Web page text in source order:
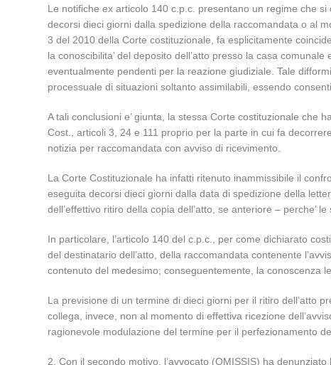
Le notifiche ex articolo 140 c.p.c. presentano un regime che
decorsi dieci giorni dalla spedizione della raccomandata o al
3 del 2010 della Corte costituzionale, fa esplicitamente
la conoscibilita’ del deposito dell’atto presso la casa
eventualmente pendenti per la reazione giudiziale. Tale
processuale di situazioni soltanto assimilabili, essendo
A tali conclusioni e’ giunta, la stessa Corte costituzionale che
Cost., articoli 3, 24 e 111 proprio per la parte in cui fa
notizia per raccomandata con avviso di ricevimento.
La Corte Costituzionale ha infatti ritenuto inammissibile il
eseguita decorsi dieci giorni dalla data di spedizione della
dell’effettivo ritiro della copia dell’atto, se anteriore – perche’
In particolare, l’articolo 140 del c.p.c., per come dichiarato
del destinatario dell’atto, della raccomandata contenente
contenuto del medesimo; conseguentemente, la conoscenza
La previsione di un termine di dieci giorni per il ritiro dell’atto
collega, invece, non al momento di effettiva ricezione
ragionevole modulazione del termine per il perfezionamento
2. Con il secondo motivo, l’avvocato (OMISSIS) ha